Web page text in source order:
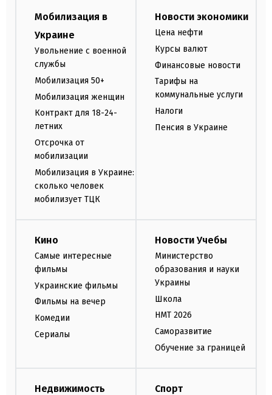
Мобилизация в
Украине
Увольнение с военной
службы
Мобилизация 50+
Мобилизация женщин
Контракт для 18-24-
летних
Отсрочка от
мобилизации
Мобилизация в Украине:
сколько человек
мобилизует ТЦК
Новости экономики
Цена нефти
Курсы валют
Финансовые новости
Тарифы на
коммунальные услуги
Налоги
Пенсия в Украине
Кино
Самые интересные
фильмы
Украинские фильмы
Фильмы на вечер
Комедии
Сериалы
Новости Учебы
Министерство
образования и науки
Украины
Школа
НМТ 2026
Саморазвитие
Обучение за границей
Недвижимость Спорт